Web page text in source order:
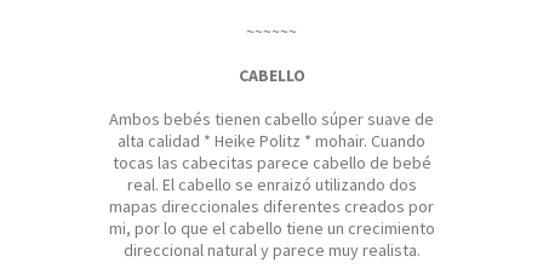
~~~~~~
CABELLO
Ambos bebés tienen cabello súper suave de
alta calidad * Heike Politz * mohair. Cuando
tocas las cabecitas parece cabello de bebé
real. El cabello se enraizó utilizando dos
mapas direccionales diferentes creados por
mi, por lo que el cabello tiene un crecimiento
direccional natural y parece muy realista.